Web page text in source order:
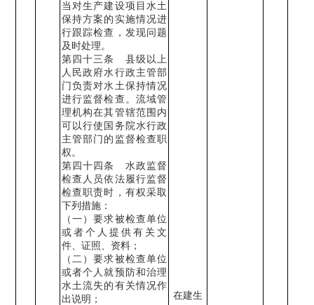
当对生产建设项目水土
保持方案的实施情况进
行跟踪检查，发现问题
及时处理。
第四十三条
县级以上
人民政府水行政主管部
门负责对水土保持情况
进行监督检查。流域管
理机构在其管辖范围内
可以行使国务院水行政
主管部门的监督检查职
权。
第四十四条
水政监督
检查人员依法履行监督
检查职责时，有权采取
下列措施：
（一）要求被检查单位
或者个人提供有关文
件、证照、资料；
（二）要求被检查单位
或者个人就预防和治理
水土流失的有关情况作
出说明；
在建生